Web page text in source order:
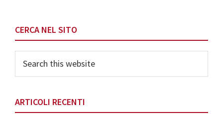
Primary
Sidebar
CERCA NEL SITO
this
website
ARTICOLI RECENTI